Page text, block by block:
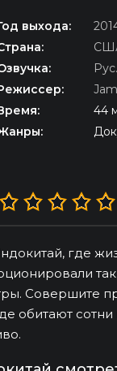
выхода:
44
где
Совершите
обитают